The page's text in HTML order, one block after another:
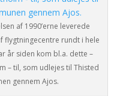
af 1990’erne leverede
flygtningecentre rundt i hele
år siden kom bl.a. dette –
– til, som udlejes til Thisted
gennem Ajos.